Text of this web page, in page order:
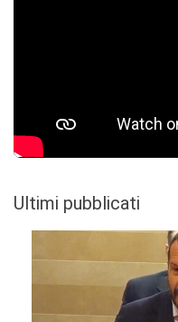
Ultimi pubblicati